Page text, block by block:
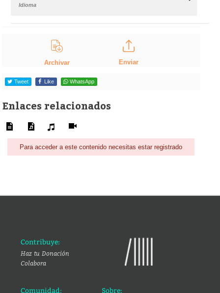
Idioma
Archivar Enviar
Tweet Like WhatsApp
Enlaces relacionados
Para acceder a este contenido necesitas estar registrado
Contribuye:
Haz tu Donación
Colabora
Comunidad: Sobre: